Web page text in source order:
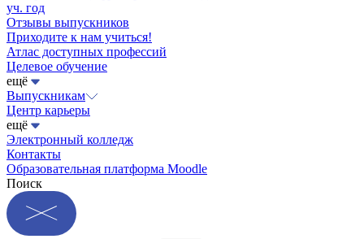
уч. год
Отзывы выпускников
Приходите к нам учиться!
Атлас доступных профессий
Целевое обучение
ещё
Выпускникам
Центр карьеры
ещё
Электронный колледж
Контакты
Образовательная платформа Moodle
Поиск